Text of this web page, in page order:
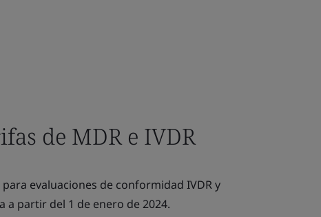
de MDR e IVDR
evaluaciones de conformidad IVDR y
a partir del 1 de enero de 2024.